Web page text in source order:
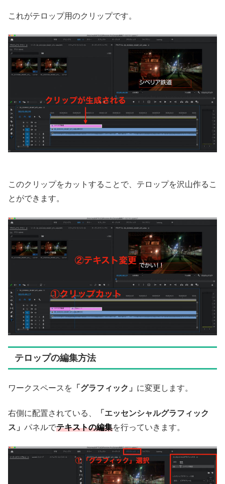
これがテロップ用のクリップです。
このクリップをカットすることで、テロップを沢山作るこ
とができます。
テロップの編集方法
ワークスペースを 「グラフィック」 に変更します。
右側に配置されている、
「エッセンシャルグラフィック
ス」 パネルでテキストの編集を行っていきます。